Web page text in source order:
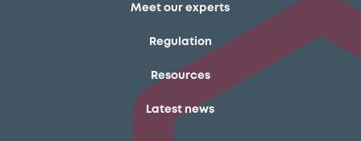
Meet our experts
Regulation
Resources
Latest news